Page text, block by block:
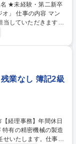
マン
当していただきます。
修繕積立金の設定や
新などの修繕項目に
を使用し、修繕積立
立案していただきま
ます。【業務内容の
業なし 簿記2級
せいたします。仕事を